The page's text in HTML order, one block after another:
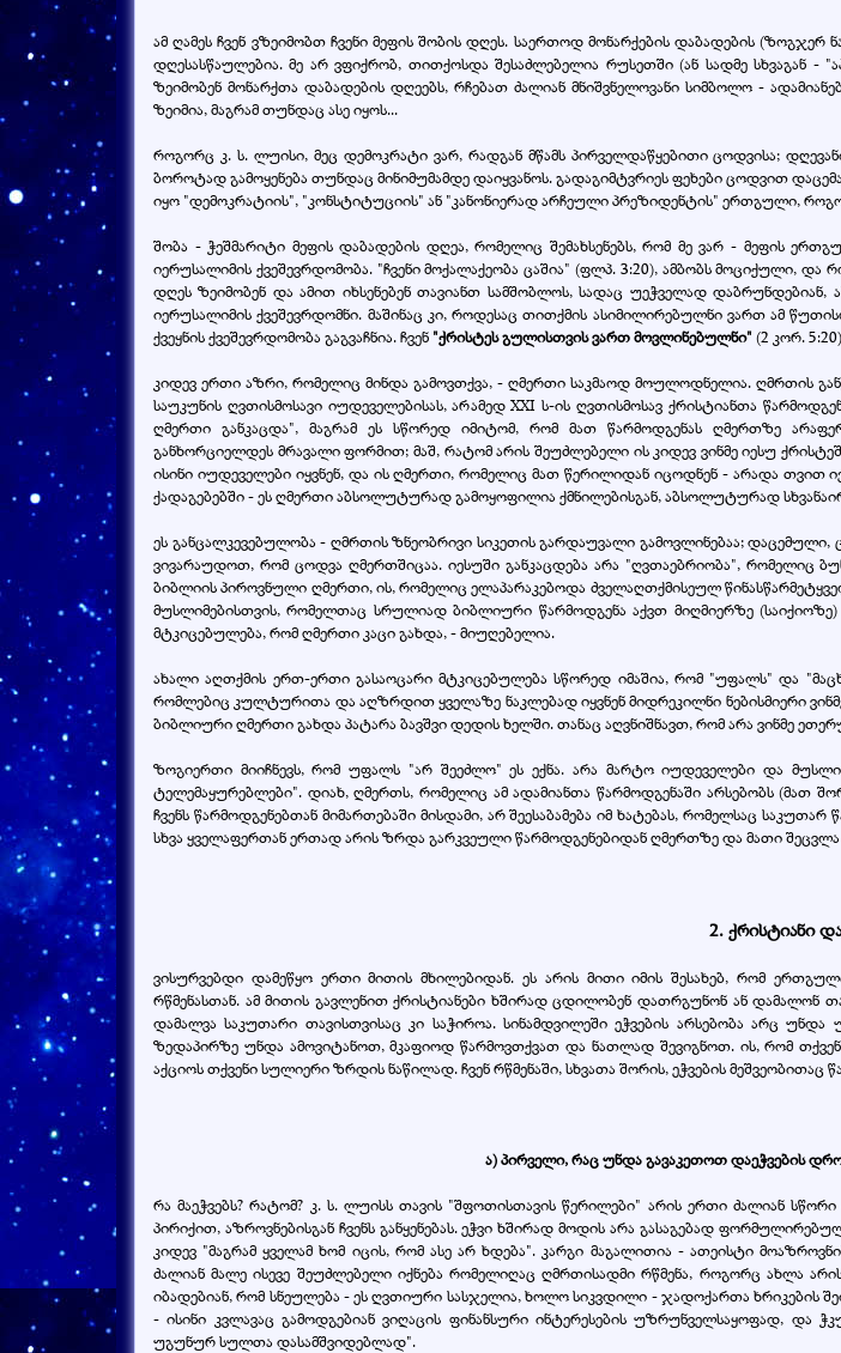
ამ ღამეს ჩვენ ვზეიმობთ ჩვენი მეფის შობის დღეს. საერთოდ მონარქების დაბადების
დღესასწაულებია. მე არ ვფიქრობ, თითქოსდა შესაძლებელია რუსეთში (ან სადმე სხვაგან -
ზეიმობენ მონარქთა დაბადების დღეებს, რჩებათ ძალიან მნიშვნელოვანი სიმბოლო -
ზეიმია, მაგრამ თუნდაც ასე იყოს...
როგორც კ. ს. ლუისი, მეც დემოკრატი ვარ, რადგან მწამს პირველდაწყებითი ცოდვისა;
ბოროტად გამოყენება თუნდაც მინიმუმამდე დაიყვანოს. გადაგიმტვრიეს ფეხები ცოდვით
იყო "დემოკრატიის", "კონსტიტუციის" ან "კანონიერად არჩეული პრეზიდენტის" ერთგული,
შობა - ჭეშმარიტი მეფის დაბადების დღეა, რომელიც შემახსენებს, რომ მე ვარ - მეფის
იერუსალიმის ქვეშევრდომობა. "ჩვენი მოქალაქეობა ცაშია" (ფლპ. 3:20), ამბობს მოციქული, და
დღეს ზეიმობენ და ამით იხსენებენ თავიანთ სამშობლოს, სადაც უეჭველად
იერუსალიმის ქვეშევრდომნი. მაშინაც კი, როდესაც თითქმის ასიმილირებულნი ვართ ამ
ქვეყნის ქვეშევრდომობა გაგვაჩნია. ჩვენ "ქრისტეს გულისთვის ვართ მოვლინებულნი" (2 კორ.
კიდევ ერთი აზრი, რომელიც მინდა გამოვთქვა, - ღმერთი საკმაოდ მოულოდნელია. ღმრთის
საუკუნის ღვთისმოსავი იუდეველებისას, არამედ XXI ს-ის ღვთისმოსავ ქრისტიანთა
ღმერთი განკაცდა", მაგრამ ეს სწორედ იმიტომ, რომ მათ წარმოდგენას ღმერთზე
განხორციელდეს მრავალი ფორმით; მაშ, რატომ არის შეუძლებელი ის კიდევ ვინმე იესუ
ისინი იუდეველები იყვნენ, და ის ღმერთი, რომელიც მათ წერილიდან იცოდნენ - არადა თვით
ქადაგებებში - ეს ღმერთი აბსოლუტურად გამოყოფილია ქმნილებისგან, აბსოლუტურად
ეს განცალკევებულობა - ღმრთის ზნეობრივი სიკეთის გარდაუვალი გამოვლინებაა; დაცემული,
ვივარაუდოთ, რომ ცოდვა ღმერთშიცაა. იესუში განკაცდება არა "ღვთაებრიობა", რომელიც
ბიბლიის პიროვნული ღმერთი, ის, რომელიც ელაპარაკებოდა ძველაღთქმისეულ
მუსლიმებისთვის, რომელთაც სრულიად ბიბლიური წარმოდგენა აქვთ მიღმიერზე
მტკიცებულება, რომ ღმერთი კაცი გახდა, - მიუღებელია.
ახალი აღთქმის ერთ-ერთი გასაოცარი მტკიცებულება სწორედ იმაშია, რომ "უფალს" და
რომლებიც კულტურითა და აღზრდით ყველაზე ნაკლებად იყვნენ მიდრეკილნი ნებისმიერი
ბიბლიური ღმერთი გახდა პატარა ბავშვი დედის ხელში. თანაც აღვნიშნავთ, რომ არა ვინმე
ზოგიერთი მიიჩნევს, რომ უფალს "არ შეეძლო" ეს ექნა. არა მარტო იუდეველები და
ტელემაყურებლები". დიახ, ღმერთს, რომელიც ამ ადამიანთა წარმოდგენაში არსებობს (მათ
ჩვენს წარმოდგენებთან მიმართებაში მისდამი, არ შეესაბამება იმ ხატებას, რომელსაც
სხვა ყველაფერთან ერთად არის ზრდა გარკვეული წარმოდგენებიდან ღმერთზე და მათი
2. ქრისტიანი
ვისურვებდი დამეწყო ერთი მითის მხილებიდან. ეს არის მითი იმის შესახებ, რომ
რწმენასთან. ამ მითის გავლენით ქრისტიანები ხშირად ცდილობენ დათრგუნონ ან დამალონ
დამალვა საკუთარი თავისთვისაც კი საჭიროა. სინამდვილეში ეჭვების არსებობა არც
ზედაპირზე უნდა ამოვიტანოთ, მკაფიოდ წარმოვთქვათ და ნათლად შევიგნოთ. ის, რომ
აქციოს თქვენი სულიერი ზრდის ნაწილად. ჩვენ რწმენაში, სხვათა შორის, ეჭვების მეშვეობითაც
ა) პირველი, რაც უნდა გავაკეთოთ დაეჭვების
რა მაეჭვებს? რატომ? კ. ს. ლუისს თავის "შფოთისთავის წერილები" არის ერთი ძალიან
პირიქით, აზროვნებისგან ჩვენს განყენებას. ეჭვი ხშირად მოდის არა გასაგებად
კიდევ "მაგრამ ყველამ ხომ იცის, რომ ასე არ ხდება". კარგი მაგალითია - ათეისტი
ძალიან მალე ისევე შეუძლებელი იქნება რომელიღაც ღმრთისადმი რწმენა, როგორც ახლა
იბადებიან, რომ სნეულება - ეს ღვთიური სასჯელია, ხოლო სიკვდილი - ჯადოქართა ხრიკების
- ისინი კვლავაც გამოდგებიან ვიღაცის ფინანსური ინტერესების უზრუნველსაყოფად,
უგუნურ სულთა დასამშვიდებლად".